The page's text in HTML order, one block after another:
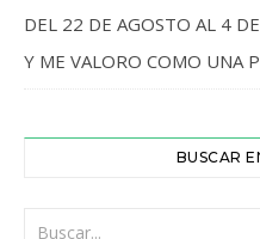
DEL 22 DE AGOSTO AL 4
Y ME VALORO COMO UNA
BUSCAR